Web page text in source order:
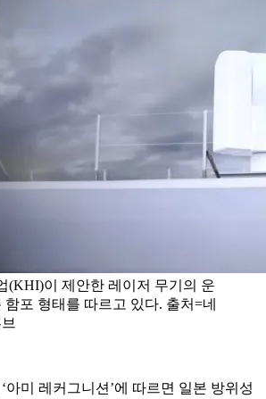
(KHI)이 제안한 레이저 무기의 운
함포 형태를 따르고 있다. 출처=네
아미 레커그니션’에 따르면 일본 방위성